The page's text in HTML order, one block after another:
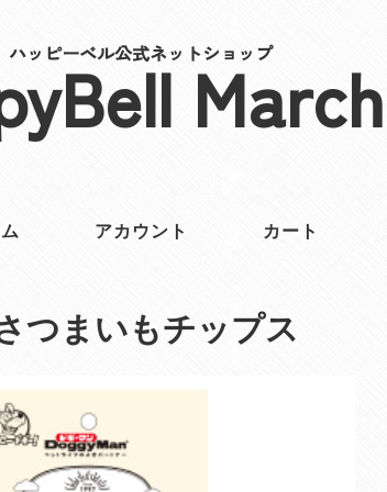
ハッピーベル公式ネットショップ
アカウント カート
つまいもチップス